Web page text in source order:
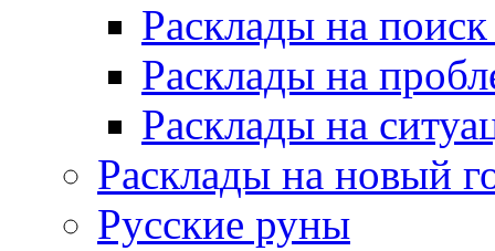
Расклады на
Расклады на
Расклады на
Расклады на новый
Русские руны